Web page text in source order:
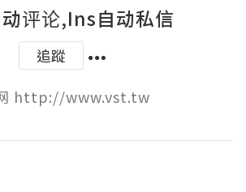
评论,Ins自动私信
追蹤
http://www.vst.tw